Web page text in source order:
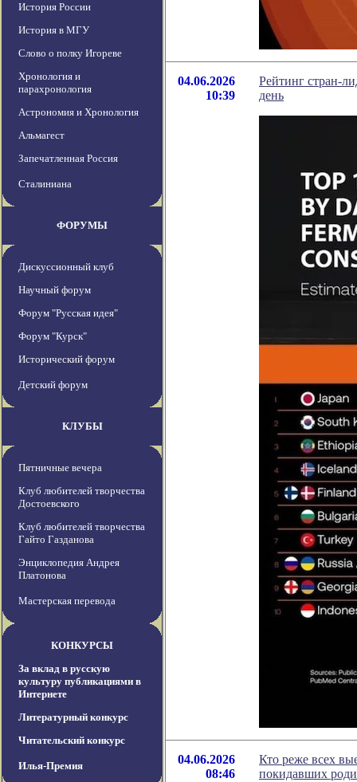
История России
История в МГУ
Слово о полку Игореве
Хронология и
парахронология
Астрономия и Хронология
Альмагест
Запечатленная Россия
Сталиниана
ФОРУМЫ
Дискуссионный клуб
Научный форум
Форум "Русская идея"
Форум "Курск"
Исторический форум
Детский форум
КЛУБЫ
Пятничные вечера
Клуб любителей творчества
Достоевского
Клуб любителей творчества
Гайто Газданова
Энциклопедия Андрея
Платонова
Мастерская перевода
КОНКУРСЫ
За вклад в русскую
культуру публикациями в
Интернете
Литературный конкурс
Читательский конкурс
Илья-Премия
04.06.2026
10:39
Рейтинг стран-
день
04.06.2026
08:46
Кто реже всех
покидавших